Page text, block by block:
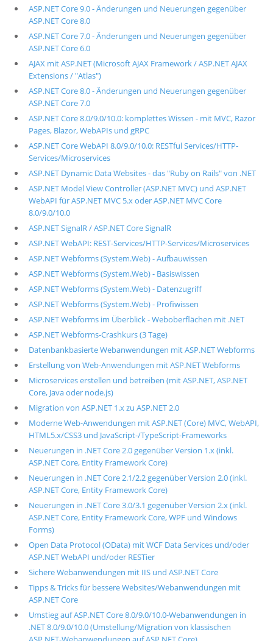
ASP.NET Core 9.0 - Änderungen und Neuerungen gegenüber
ASP.NET Core 8.0
ASP.NET Core 7.0 - Änderungen und Neuerungen gegenüber
ASP.NET Core 6.0
AJAX mit ASP.NET (Microsoft AJAX Framework / ASP.NET AJAX
Extensions / "Atlas")
ASP.NET Core 8.0 - Änderungen und Neuerungen gegenüber
ASP.NET Core 7.0
ASP.NET Core 8.0/9.0/10.0: komplettes Wissen - mit MVC, Razor
Pages, Blazor, WebAPIs und gRPC
ASP.NET Core WebAPI 8.0/9.0/10.0: RESTful Services/HTTP-
Services/Microservices
ASP.NET Dynamic Data Websites - das "Ruby on Rails" von .NET
ASP.NET Model View Controller (ASP.NET MVC) und ASP.NET
WebAPI für ASP.NET MVC 5.x oder ASP.NET MVC Core
8.0/9.0/10.0
ASP.NET SignalR / ASP.NET Core SignalR
ASP.NET WebAPI: REST-Services/HTTP-Services/Microservices
ASP.NET Webforms (System.Web) - Aufbauwissen
ASP.NET Webforms (System.Web) - Basiswissen
ASP.NET Webforms (System.Web) - Datenzugriff
ASP.NET Webforms (System.Web) - Profiwissen
ASP.NET Webforms im Überblick - Weboberflächen mit .NET
ASP.NET Webforms-Crashkurs (3 Tage)
Datenbankbasierte Webanwendungen mit ASP.NET Webforms
Erstellung von Web-Anwendungen mit ASP.NET Webforms
Microservices erstellen und betreiben (mit ASP.NET, ASP.NET
Core, Java oder node.js)
Migration von ASP.NET 1.x zu ASP.NET 2.0
Moderne Web-Anwendungen mit ASP.NET (Core) MVC, WebAPI,
HTML5.x/CSS3 und JavaScript-/TypeScript-Frameworks
Neuerungen in .NET Core 2.0 gegenüber Version 1.x (inkl.
ASP.NET Core, Entity Framework Core)
Neuerungen in .NET Core 2.1/2.2 gegenüber Version 2.0 (inkl.
ASP.NET Core, Entity Framework Core)
Neuerungen in .NET Core 3.0/3.1 gegenüber Version 2.x (inkl.
ASP.NET Core, Entity Framework Core, WPF und Windows
Forms)
Open Data Protocol (OData) mit WCF Data Services und/oder
ASP.NET WebAPI und/oder RESTier
Sichere Webanwendungen mit IIS und ASP.NET Core
Tipps & Tricks für bessere Websites/Webanwendungen mit
ASP.NET Core
Umstieg auf ASP.NET Core 8.0/9.0/10.0-Webanwendungen in
.NET 8.0/9.0/10.0 (Umstellung/Migration von klassischen